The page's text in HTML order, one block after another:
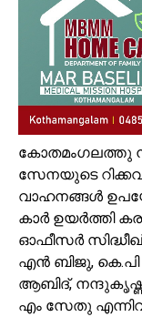
കോതമംഗലത്തു
സേനയുടെ
വാഹനങ്ങൾ
കാർ ഉയർത്തി
ഓഫീസർ
എൻ ബിജു,
ആബിദ്,
എം സേതു